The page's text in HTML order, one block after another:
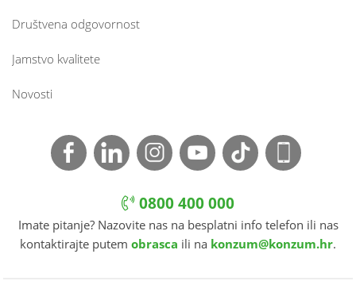
Društvena odgovornost
Jamstvo kvalitete
Novosti
0800 400 000
Imate pitanje? Nazovite nas na besplatni info telefon ili nas
kontaktirajte putem obrasca ili na konzum@konzum.hr.